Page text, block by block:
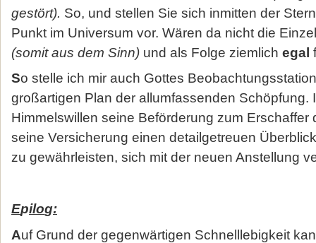
gestört). So, und stellen Sie sich inmitten der
Punkt im Universum vor. Wären da nicht die
(somit aus dem Sinn) und als Folge ziemlich egal
So stelle ich mir auch Gottes
großartigen Plan der allumfassenden Schöpfung.
Himmelswillen seine Beförderung zum Erschaffer
seine Versicherung einen detailgetreuen
zu gewährleisten, sich mit der neuen Anstellung
Epilog:
Auf Grund der gegenwärtigen Schnelllebigkeit